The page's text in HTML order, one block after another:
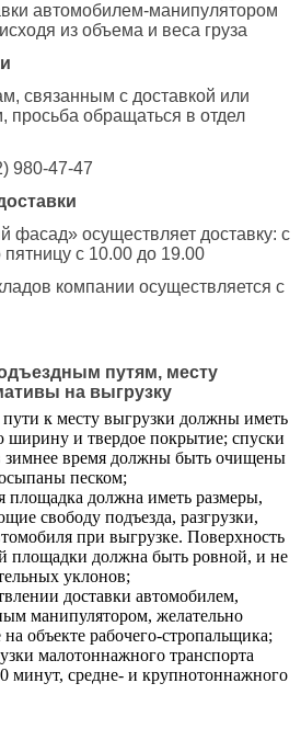
автомобилем-манипулятором
из объема и веса груза
связанным с доставкой или
просьба обращаться в отдел
980-47-47
осуществляет доставку: с
с 10.00 до 19.00
компании осуществляется с
путям, месту
на выгрузку
к месту выгрузки должны иметь
ширину и твердое покрытие; спуски
зимнее время должны быть очищены
песком;
площадка должна иметь размеры,
свободу подъезда, разгрузки,
при выгрузке. Поверхность
площадки должна быть ровной, и не
уклонов;
доставки автомобилем,
манипулятором, желательно
на объекте рабочего-стропальщика;
малотоннажного транспорта
минут, средне- и крупнотоннажного